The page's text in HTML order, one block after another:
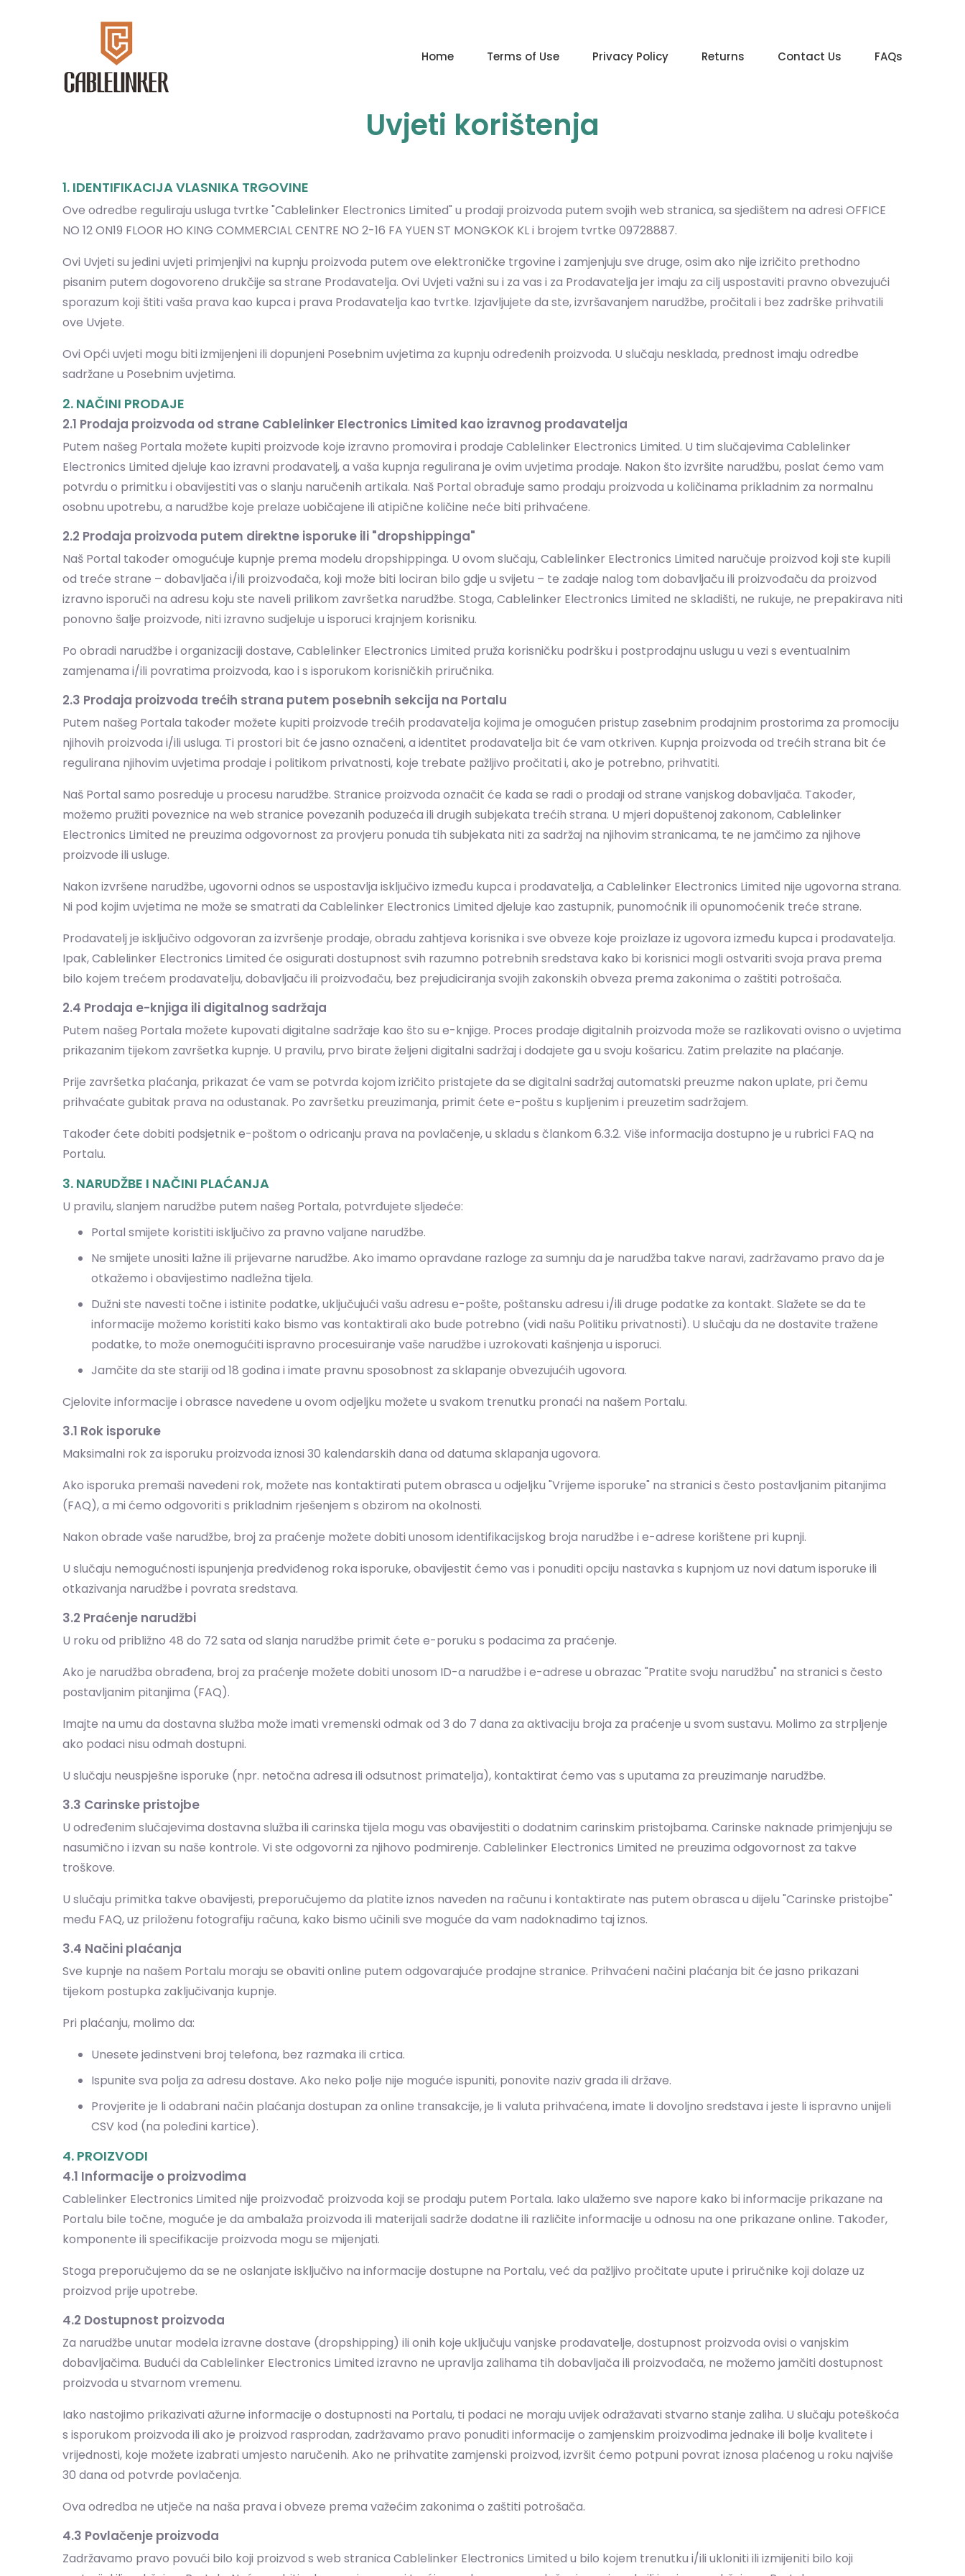
Home Terms of Use Privacy Policy Returns Contact Us FAQs
Uvjeti korištenja
1. IDENTIFIKACIJA VLASNIKA TRGOVINE
Ove odredbe reguliraju usluga tvrtke "Cablelinker Electronics Limited" u prodaji proizvoda putem svojih web stranica, sa sjedištem na adresi OFFICE
NO 12 ON19 FLOOR HO KING COMMERCIAL CENTRE NO 2-16 FA YUEN ST MONGKOK KL i brojem tvrtke 09728887.
Ovi Uvjeti su jedini uvjeti primjenjivi na kupnju proizvoda putem ove elektroničke trgovine i zamjenjuju sve druge, osim ako nije izričito prethodno
pisanim putem dogovoreno drukčije sa strane Prodavatelja. Ovi Uvjeti važni su i za vas i za Prodavatelja jer imaju za cilj uspostaviti pravno obvezujući
sporazum koji štiti vaša prava kao kupca i prava Prodavatelja kao tvrtke. Izjavljujete da ste, izvršavanjem narudžbe, pročitali i bez zadrške prihvatili
ove Uvjete.
Ovi Opći uvjeti mogu biti izmijenjeni ili dopunjeni Posebnim uvjetima za kupnju određenih proizvoda. U slučaju nesklada, prednost imaju odredbe
sadržane u Posebnim uvjetima.
2. NAČINI PRODAJE
2.1 Prodaja proizvoda od strane Cablelinker Electronics Limited kao izravnog prodavatelja
Putem našeg Portala možete kupiti proizvode koje izravno promovira i prodaje Cablelinker Electronics Limited. U tim slučajevima Cablelinker
Electronics Limited djeluje kao izravni prodavatelj, a vaša kupnja regulirana je ovim uvjetima prodaje. Nakon što izvršite narudžbu, poslat ćemo vam
potvrdu o primitku i obavijestiti vas o slanju naručenih artikala. Naš Portal obrađuje samo prodaju proizvoda u količinama prikladnim za normalnu
osobnu upotrebu, a narudžbe koje prelaze uobičajene ili atipične količine neće biti prihvaćene.
2.2 Prodaja proizvoda putem direktne isporuke ili "dropshippinga"
Naš Portal također omogućuje kupnje prema modelu dropshippinga. U ovom slučaju, Cablelinker Electronics Limited naručuje proizvod koji ste kupili
od treće strane – dobavljača i/ili proizvođača, koji može biti lociran bilo gdje u svijetu – te zadaje nalog tom dobavljaču ili proizvođaču da proizvod
izravno isporuči na adresu koju ste naveli prilikom završetka narudžbe. Stoga, Cablelinker Electronics Limited ne skladišti, ne rukuje, ne prepakirava niti
ponovno šalje proizvode, niti izravno sudjeluje u isporuci krajnjem korisniku.
Po obradi narudžbe i organizaciji dostave, Cablelinker Electronics Limited pruža korisničku podršku i postprodajnu uslugu u vezi s eventualnim
zamjenama i/ili povratima proizvoda, kao i s isporukom korisničkih priručnika.
2.3 Prodaja proizvoda trećih strana putem posebnih sekcija na Portalu
Putem našeg Portala također možete kupiti proizvode trećih prodavatelja kojima je omogućen pristup zasebnim prodajnim prostorima za promociju
njihovih proizvoda i/ili usluga. Ti prostori bit će jasno označeni, a identitet prodavatelja bit će vam otkriven. Kupnja proizvoda od trećih strana bit će
regulirana njihovim uvjetima prodaje i politikom privatnosti, koje trebate pažljivo pročitati i, ako je potrebno, prihvatiti.
Naš Portal samo posreduje u procesu narudžbe. Stranice proizvoda označit će kada se radi o prodaji od strane vanjskog dobavljača. Također,
možemo pružiti poveznice na web stranice povezanih poduzeća ili drugih subjekata trećih strana. U mjeri dopuštenoj zakonom, Cablelinker
Electronics Limited ne preuzima odgovornost za provjeru ponuda tih subjekata niti za sadržaj na njihovim stranicama, te ne jamčimo za njihove
proizvode ili usluge.
Nakon izvršene narudžbe, ugovorni odnos se uspostavlja isključivo između kupca i prodavatelja, a Cablelinker Electronics Limited nije ugovorna strana.
Ni pod kojim uvjetima ne može se smatrati da Cablelinker Electronics Limited djeluje kao zastupnik, punomoćnik ili opunomoćenik treće strane.
Prodavatelj je isključivo odgovoran za izvršenje prodaje, obradu zahtjeva korisnika i sve obveze koje proizlaze iz ugovora između kupca i prodavatelja.
Ipak, Cablelinker Electronics Limited će osigurati dostupnost svih razumno potrebnih sredstava kako bi korisnici mogli ostvariti svoja prava prema
bilo kojem trećem prodavatelju, dobavljaču ili proizvođaču, bez prejudiciranja svojih zakonskih obveza prema zakonima o zaštiti potrošača.
2.4 Prodaja e-knjiga ili digitalnog sadržaja
Putem našeg Portala možete kupovati digitalne sadržaje kao što su e-knjige. Proces prodaje digitalnih proizvoda može se razlikovati ovisno o uvjetima
prikazanim tijekom završetka kupnje. U pravilu, prvo birate željeni digitalni sadržaj i dodajete ga u svoju košaricu. Zatim prelazite na plaćanje.
Prije završetka plaćanja, prikazat će vam se potvrda kojom izričito pristajete da se digitalni sadržaj automatski preuzme nakon uplate, pri čemu
prihvaćate gubitak prava na odustanak. Po završetku preuzimanja, primit ćete e-poštu s kupljenim i preuzetim sadržajem.
Također ćete dobiti podsjetnik e-poštom o odricanju prava na povlačenje, u skladu s člankom 6.3.2. Više informacija dostupno je u rubrici FAQ na
Portalu.
3. NARUDŽBE I NAČINI PLAĆANJA
U pravilu, slanjem narudžbe putem našeg Portala, potvrđujete sljedeće:
Portal smijete koristiti isključivo za pravno valjane narudžbe.
Ne smijete unositi lažne ili prijevarne narudžbe. Ako imamo opravdane razloge za sumnju da je narudžba takve naravi, zadržavamo pravo da je
otkažemo i obavijestimo nadležna tijela.
Dužni ste navesti točne i istinite podatke, uključujući vašu adresu e-pošte, poštansku adresu i/ili druge podatke za kontakt. Slažete se da te
informacije možemo koristiti kako bismo vas kontaktirali ako bude potrebno (vidi našu Politiku privatnosti). U slučaju da ne dostavite tražene
podatke, to može onemogućiti ispravno procesuiranje vaše narudžbe i uzrokovati kašnjenja u isporuci.
Jamčite da ste stariji od 18 godina i imate pravnu sposobnost za sklapanje obvezujućih ugovora.
Cjelovite informacije i obrasce navedene u ovom odjeljku možete u svakom trenutku pronaći na našem Portalu.
3.1 Rok isporuke
Maksimalni rok za isporuku proizvoda iznosi 30 kalendarskih dana od datuma sklapanja ugovora.
Ako isporuka premaši navedeni rok, možete nas kontaktirati putem obrasca u odjeljku "Vrijeme isporuke" na stranici s često postavljanim pitanjima
(FAQ), a mi ćemo odgovoriti s prikladnim rješenjem s obzirom na okolnosti.
Nakon obrade vaše narudžbe, broj za praćenje možete dobiti unosom identifikacijskog broja narudžbe i e-adrese korištene pri kupnji.
U slučaju nemogućnosti ispunjenja predviđenog roka isporuke, obavijestit ćemo vas i ponuditi opciju nastavka s kupnjom uz novi datum isporuke ili
otkazivanja narudžbe i povrata sredstava.
3.2 Praćenje narudžbi
U roku od približno 48 do 72 sata od slanja narudžbe primit ćete e-poruku s podacima za praćenje.
Ako je narudžba obrađena, broj za praćenje možete dobiti unosom ID-a narudžbe i e-adrese u obrazac "Pratite svoju narudžbu" na stranici s često
postavljanim pitanjima (FAQ).
Imajte na umu da dostavna služba može imati vremenski odmak od 3 do 7 dana za aktivaciju broja za praćenje u svom sustavu. Molimo za strpljenje
ako podaci nisu odmah dostupni.
U slučaju neuspješne isporuke (npr. netočna adresa ili odsutnost primatelja), kontaktirat ćemo vas s uputama za preuzimanje narudžbe.
3.3 Carinske pristojbe
U određenim slučajevima dostavna služba ili carinska tijela mogu vas obavijestiti o dodatnim carinskim pristojbama. Carinske naknade primjenjuju se
nasumično i izvan su naše kontrole. Vi ste odgovorni za njihovo podmirenje. Cablelinker Electronics Limited ne preuzima odgovornost za takve
troškove.
U slučaju primitka takve obavijesti, preporučujemo da platite iznos naveden na računu i kontaktirate nas putem obrasca u dijelu "Carinske pristojbe"
među FAQ, uz priloženu fotografiju računa, kako bismo učinili sve moguće da vam nadoknadimo taj iznos.
3.4 Načini plaćanja
Sve kupnje na našem Portalu moraju se obaviti online putem odgovarajuće prodajne stranice. Prihvaćeni načini plaćanja bit će jasno prikazani
tijekom postupka zaključivanja kupnje.
Pri plaćanju, molimo da:
Unesete jedinstveni broj telefona, bez razmaka ili crtica.
Ispunite sva polja za adresu dostave. Ako neko polje nije moguće ispuniti, ponovite naziv grada ili države.
Provjerite je li odabrani način plaćanja dostupan za online transakcije, je li valuta prihvaćena, imate li dovoljno sredstava i jeste li ispravno unijeli
CSV kod (na poleđini kartice).
4. PROIZVODI
4.1 Informacije o proizvodima
Cablelinker Electronics Limited nije proizvođač proizvoda koji se prodaju putem Portala. Iako ulažemo sve napore kako bi informacije prikazane na
Portalu bile točne, moguće je da ambalaža proizvoda ili materijali sadrže dodatne ili različite informacije u odnosu na one prikazane online. Također,
komponente ili specifikacije proizvoda mogu se mijenjati.
Stoga preporučujemo da se ne oslanjate isključivo na informacije dostupne na Portalu, već da pažljivo pročitate upute i priručnike koji dolaze uz
proizvod prije upotrebe.
4.2 Dostupnost proizvoda
Za narudžbe unutar modela izravne dostave (dropshipping) ili onih koje uključuju vanjske prodavatelje, dostupnost proizvoda ovisi o vanjskim
dobavljačima. Budući da Cablelinker Electronics Limited izravno ne upravlja zalihama tih dobavljača ili proizvođača, ne možemo jamčiti dostupnost
proizvoda u stvarnom vremenu.
Iako nastojimo prikazivati ažurne informacije o dostupnosti na Portalu, ti podaci ne moraju uvijek odražavati stvarno stanje zaliha. U slučaju poteškoća
s isporukom proizvoda ili ako je proizvod rasprodan, zadržavamo pravo ponuditi informacije o zamjenskim proizvodima jednake ili bolje kvalitete i
vrijednosti, koje možete izabrati umjesto naručenih. Ako ne prihvatite zamjenski proizvod, izvršit ćemo potpuni povrat iznosa plaćenog u roku najviše
30 dana od potvrde povlačenja.
Ova odredba ne utječe na naša prava i obveze prema važećim zakonima o zaštiti potrošača.
4.3 Povlačenje proizvoda
Zadržavamo pravo povući bilo koji proizvod s web stranica Cablelinker Electronics Limited u bilo kojem trenutku i/ili ukloniti ili izmijeniti bilo koji